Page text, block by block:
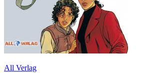
All Verlag